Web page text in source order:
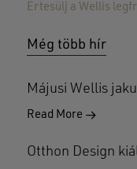
Értesülj a Wellis
Még több hír
Májusi Wellis
Read More
Otthon Design